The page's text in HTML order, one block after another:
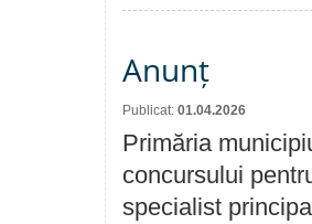
Anunț
Publicat: 01.04.2026
Primăria
concursului
specialist